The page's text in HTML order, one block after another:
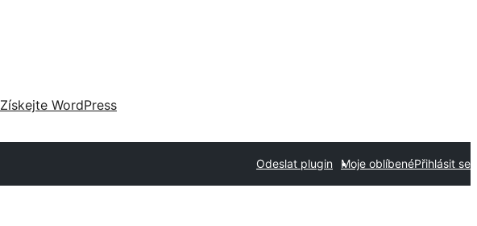
Získejte WordPress
Odeslat plugin Moje oblíbenéPřihlásit se